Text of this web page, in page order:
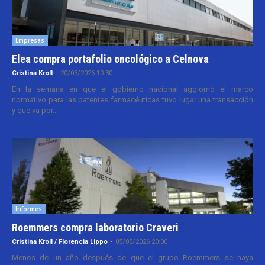
Empresas
Elea compra portafolio oncológico a Celnova
Cristina Kroll - 20/03/2026 10:30
En la semana en que el gobierno nacional aggiornó el marco
normativo para las patentes farmacéuticas tuvo lugar una transacción
y que va por...
Informes
Roemmers compra laboratorio Craveri
Cristina Kroll / Florencia Lippo - 05/05/2026 20:00
Menos de un año después de que el grupo Roemmers se haya